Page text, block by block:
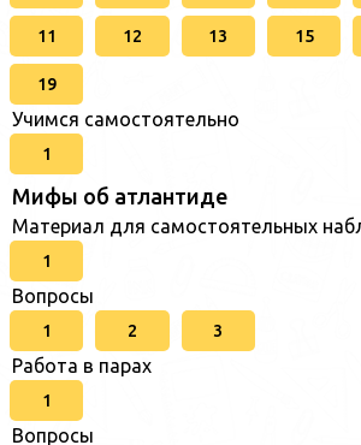
11 12 13 15
19
Учимся самостоятельно
1
Мифы об атлантиде
Материал для самостоятельных
1
Вопросы
1 2 3
Работа в парах
1
Вопросы